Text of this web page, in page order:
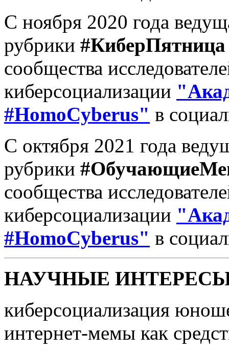
С ноября 2020 года
рубрики #КиберПятница
сообщества
киберсоциализации
#HomoCyberus" в
С октября 2021 года
рубрики
сообщества
киберсоциализации
#HomoCyberus" в
НАУЧНЫЕ
киберсоциализация
интернет-мемы как